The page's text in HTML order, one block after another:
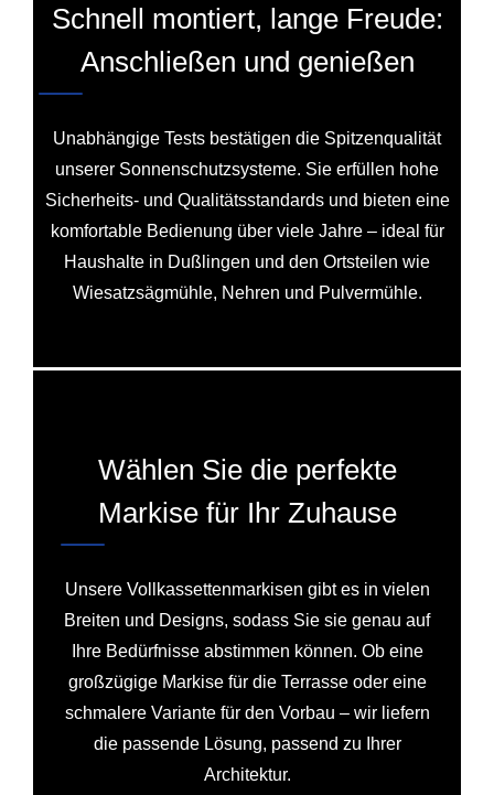
Schnell montiert, lange Freude:
Anschließen und genießen
Unabhängige Tests bestätigen die Spitzenqualität
unserer Sonnenschutzsysteme. Sie erfüllen hohe
Sicherheits- und Qualitätsstandards und bieten eine
komfortable Bedienung über viele Jahre – ideal für
Haushalte in Dußlingen und den Ortsteilen wie
Wiesatzsägmühle, Nehren und Pulvermühle.
Wählen Sie die perfekte
Markise für Ihr Zuhause
Unsere Vollkassettenmarkisen gibt es in vielen
Breiten und Designs, sodass Sie sie genau auf
Ihre Bedürfnisse abstimmen können. Ob eine
großzügige Markise für die Terrasse oder eine
schmalere Variante für den Vorbau – wir liefern
die passende Lösung, passend zu Ihrer
Architektur.